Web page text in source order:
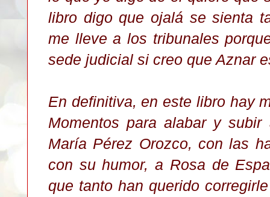
libro digo que ojalá se sienta
me lleve a los tribunales
sede judicial si creo que Aznar
En definitiva, en este libro hay
Momentos para alabar y
María Pérez Orozco, con las
con su humor, a Rosa de
que tanto han querido